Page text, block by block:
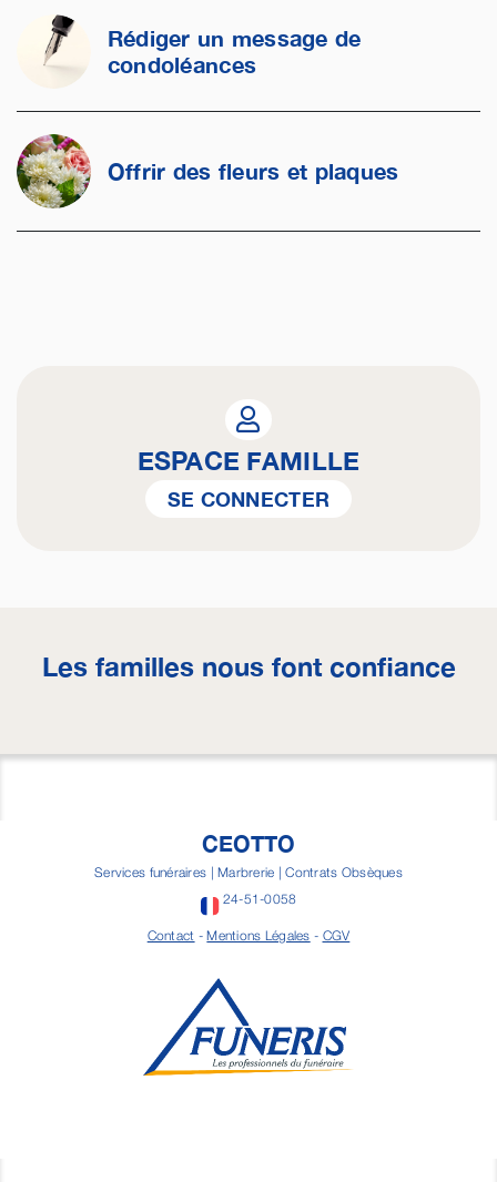
Rédiger un message de
condoléances
Offrir des fleurs et plaques
ESPACE FAMILLE
SE CONNECTER
Les familles nous font confiance
CEOTTO
Services funéraires | Marbrerie | Contrats Obsèques
24-51-0058
Contact -Mentions Légales - CGV